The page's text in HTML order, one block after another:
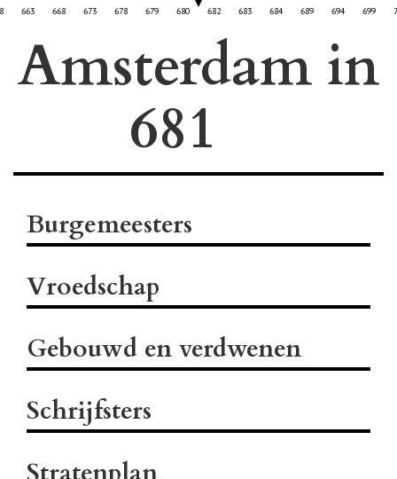
663 668 673 678 679 680 682 683 684 689 694 699
Amsterdam in
Burgemeesters
Vroedschap
Gebouwd en verdwenen
Schrijfsters